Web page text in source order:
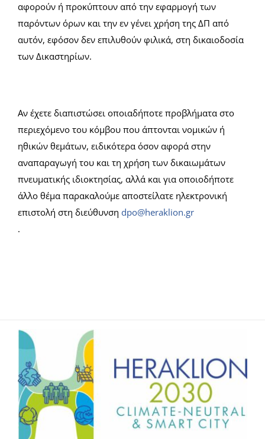
αφορούν ή προκύπτουν από την εφαρμογή των
παρόντων όρων και την εν γένει χρήση της ΔΠ από
αυτόν, εφόσον δεν επιλυθούν φιλικά, στη δικαιοδοσία
των Δικαστηρίων.
Αν έχετε διαπιστώσει οποιαδήποτε προβλήματα στο
περιεχόμενο του κόμβου που άπτονται νομικών ή
ηθικών θεμάτων, ειδικότερα όσον αφορά στην
αναπαραγωγή του και τη χρήση των δικαιωμάτων
πνευματικής ιδιοκτησίας, αλλά και για οποιοδήποτε
άλλο θέμα παρακαλούμε αποστείλατε ηλεκτρονική
επιστολή στη διεύθυνση dpo@heraklion.gr
.